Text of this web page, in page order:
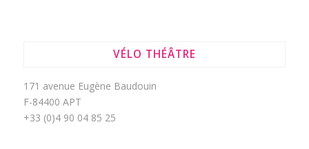
VÉLO THÉÂTRE
171 avenue Eugène Baudouin
F-84400 APT
+33 (0)4 90 04 85 25